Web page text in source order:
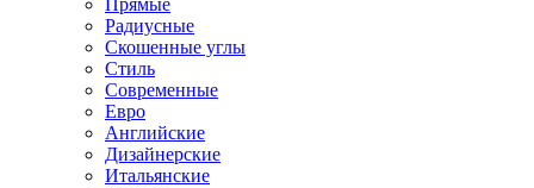
Прямые
Радиусные
Скошенные углы
Стиль
Современные
Евро
Английские
Дизайнерские
Итальянские